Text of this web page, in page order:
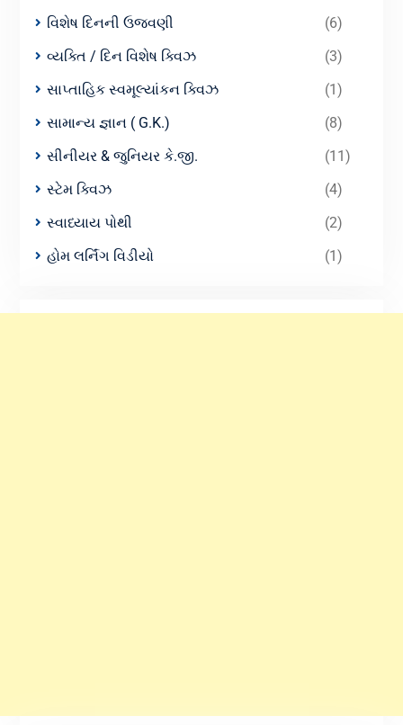
વિશેષ દિનની ઉજવણી
(6)
વ્યક્તિ / દિન વિશેષ ક્વિઝ
(3)
સાપ્તાહિક સ્વમૂલ્યાંકન ક્વિઝ
(1)
સામાન્ય જ્ઞાન ( G.K.)
(8)
સીનીયર & જુનિયર કે.જી.
(11)
સ્ટેમ ક્વિઝ
(4)
સ્વાધ્યાય પોથી
(2)
હોમ લર્નિંગ વિડીયો
(1)